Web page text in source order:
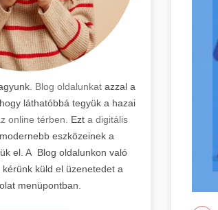
Blog oldalunkatazzal a
láthatóbbá tegyük a hazai
online térben. Ezt a digitális
eszközeinek a
el. A Blog oldalunkon való
küld el üzenetedet a
menüpontban.